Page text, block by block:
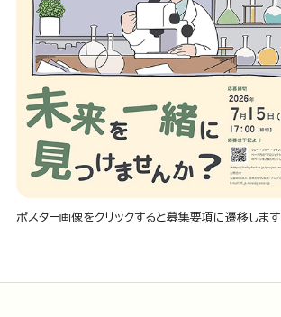
ポスター画像をクリックすると募集要項に遷移します